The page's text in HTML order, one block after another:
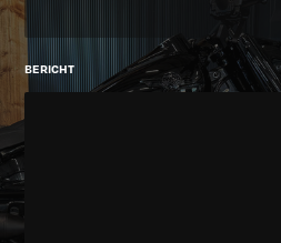
BERICHT